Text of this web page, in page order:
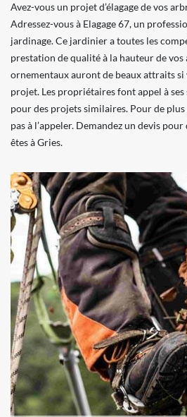
Avez-vous un projet d’élagage de vos
Adressez-vous à Elagage 67, un
jardinage. Ce jardinier a toutes les
prestation de qualité à la hauteur de vos
ornementaux auront de beaux attraits
projet. Les propriétaires font appel à
pour des projets similaires. Pour de plus
pas à l’appeler. Demandez un devis
êtes à Gries.